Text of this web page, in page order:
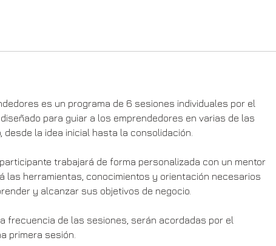
es un programa de 6 sesiones individuales por el
para guiar a los emprendedores en varias de las
la idea inicial hasta la consolidación.
trabajará de forma personalizada con un mentor
las herramientas, conocimientos y orientación necesarios
y alcanzar sus objetivos de negocio.
frecuencia de las sesiones, serán acordadas por el
primera sesión.